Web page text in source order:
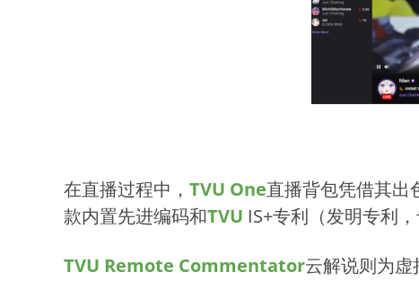
在直播过程中， TVU One直播背包凭借其出
款内置先进编码和TVU IS+专利（发明专利
TVU Remote Commentator云解说则为